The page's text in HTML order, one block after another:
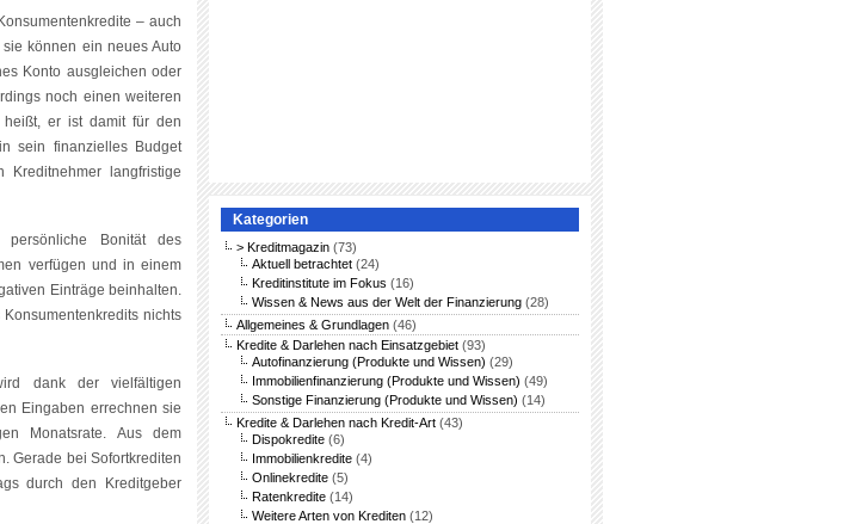
– auch
können ein neues Auto
Konto ausgleichen oder
noch einen weiteren
er ist damit für den
sein finanzielles Budget
langfristige
Bonität des
verfügen und in einem
Einträge beinhalten.
nichts
dank der vielfältigen
Eingaben errechnen sie
Monatsrate. Aus dem
Gerade bei Sofortkrediten
durch den Kreditgeber
Kategorien
> Kreditmagazin (73)
Aktuell betrachtet (24)
Kreditinstitute im Fokus (16)
Wissen & News aus der Welt der Finanzierung (28)
Allgemeines & Grundlagen (46)
Kredite & Darlehen nach Einsatzgebiet (93)
Autofinanzierung (Produkte und Wissen) (29)
Immobilienfinanzierung (Produkte und Wissen) (49)
Sonstige Finanzierung (Produkte und Wissen) (14)
Kredite & Darlehen nach Kredit-Art (43)
Dispokredite (6)
Immobilienkredite (4)
Onlinekredite (5)
Ratenkredite (14)
Weitere Arten von Krediten (12)